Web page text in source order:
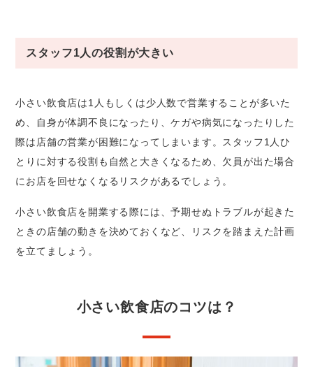
スタッフ1人の役割が大きい
小さい飲食店は1人もしくは少人数で営業することが多いた
め、自身が体調不良になったり、ケガや病気になったりした
際は店舗の営業が困難になってしまいます。スタッフ1人ひ
とりに対する役割も自然と大きくなるため、欠員が出た場合
にお店を回せなくなるリスクがあるでしょう。
小さい飲食店を開業する際には、予期せぬトラブルが起きた
ときの店舗の動きを決めておくなど、リスクを踏まえた計画
を立てましょう。
小さい飲食店のコツは？